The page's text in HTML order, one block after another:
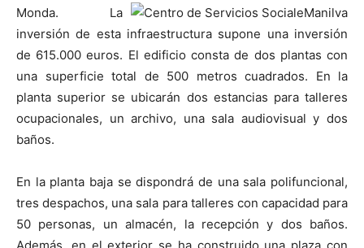
Monda. La
inversión de esta infraestructura supone una inversión
de 615.000 euros. El edificio consta de dos plantas con
una superficie total de 500 metros cuadrados. En la
planta superior se ubicarán dos estancias para talleres
ocupacionales, un archivo, una sala audiovisual y dos
baños.
En la planta baja se dispondrá de una sala polifuncional,
tres despachos, una sala para talleres con capacidad para
50 personas, un almacén, la recepción y dos baños.